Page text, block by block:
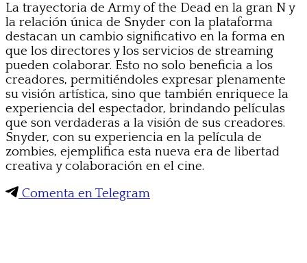
La trayectoria de Army of the Dead en la gran N y
la relación única de Snyder con la plataforma
destacan un cambio significativo en la forma en
que los directores y los servicios de streaming
pueden colaborar. Esto no solo beneficia a los
creadores, permitiéndoles expresar plenamente
su visión artística, sino que también enriquece la
experiencia del espectador, brindando películas
que son verdaderas a la visión de sus creadores.
Snyder, con su experiencia en la película de
zombies, ejemplifica esta nueva era de libertad
creativa y colaboración en el cine.
Comenta en Telegram